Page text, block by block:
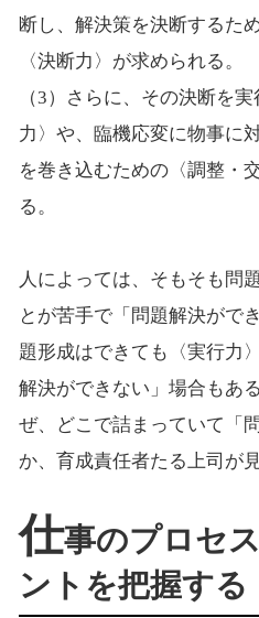
断し、解決策を決断するた
〈決断力〉が求められる。
（3）さらに、その決断を
力〉や、臨機応変に物事に
を巻き込むための〈調整・
る。
人によっては、そもそも問
とが苦手で「問題解決がで
題形成はできても〈実行力
解決ができない」場合もあ
ぜ、どこで詰まっていて「
か、育成責任者たる上司が
仕事のプロセ
ントを把握する